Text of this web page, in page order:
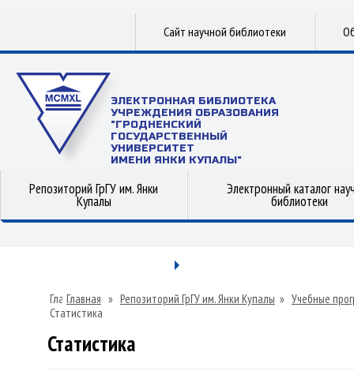
Сайт научной библиотеки
ЭЛЕКТРОННАЯ БИБЛИОТЕКА
УЧРЕЖДЕНИЯ ОБРАЗОВАНИЯ
"ГРОДНЕНСКИЙ
ГОСУДАРСТВЕННЫЙ
УНИВЕРСИТЕТ
ИМЕНИ ЯНКИ КУПАЛЫ"
Репозиторий ГрГУ им. Янки
Купалы
Электронный каталог
библиотеки
Главная » Репозиторий ГрГУ им. Янки Купалы » Учебные
Статистика
Статистика